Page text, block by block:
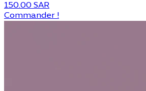
150.00 SAR
Commander !